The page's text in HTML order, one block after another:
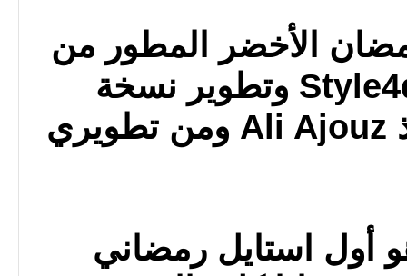
الأخضر المطور من
نسخ الفي تصميم Style4d وتطوير نسخة
الجيل الثاني للأستاذ Ali Ajouz ومن تطويري
أول استايل رمضاني